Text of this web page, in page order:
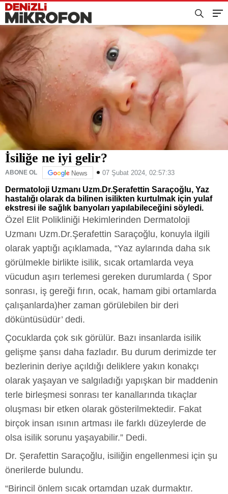
İsiliğe ne iyi gelir?
ABONE OL News 07 Şubat 2024, 02:57:33
Dermatoloji Uzmanı Uzm.Dr.Şerafettin Saraçoğlu, Yaz
hastalığı olarak da bilinen isilikten kurtulmak için yulaf
ekstresi ile sağlık banyoları yapılabileceğini söyledi.
Özel Elit Polikliniği Hekimlerinden Dermatoloji
Uzmanı Uzm.Dr.Şerafettin Saraçoğlu, konuyla ilgili
olarak yaptığı açıklamada, “Yaz aylarında daha sık
görülmekle birlikte isilik, sıcak ortamlarda veya
vücudun aşırı terlemesi gereken durumlarda ( Spor
sonrası, iş gereği fırın, ocak, hamam gibi ortamlarda
çalışanlarda)her zaman görülebilen bir deri
döküntüsüdür’ dedi.
Çocuklarda çok sık görülür. Bazı insanlarda isilik
gelişme şansı daha fazladır. Bu durum derimizde ter
bezlerinin deriye açıldığı deliklere yakın konakçı
olarak yaşayan ve salgıladığı yapışkan bir maddenin
terle birleşmesi sonrası ter kanallarında tıkaçlar
oluşması bir etken olarak gösterilmektedir. Fakat
birçok insan ısının artması ile farklı düzeylerde de
olsa isilik sorunu yaşayabilir.” Dedi.
Dr. Şerafettin Saraçoğlu, isiliğin engellenmesi için şu
önerilerde bulundu.
“Birincil önlem sıcak ortamdan uzak durmaktır.